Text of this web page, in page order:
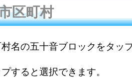
市区町村
名の五十音ブロックをタッ
すると選択できます。